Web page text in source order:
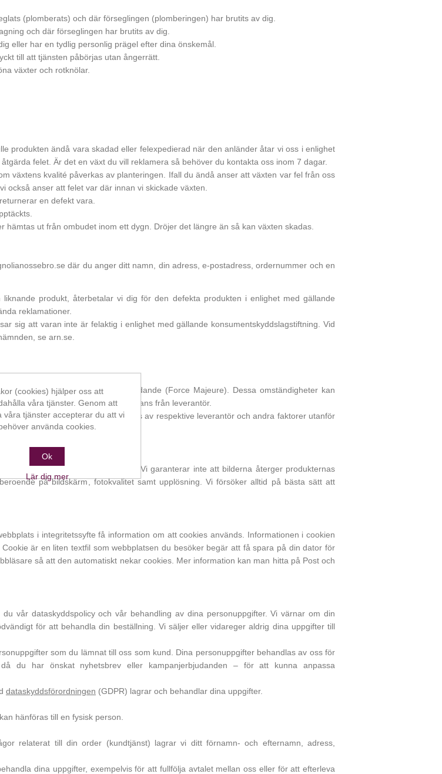
(plomberats) och där förseglingen (plomberingen) har brutits av dig.
och där förseglingen har brutits av dig.
eller har en tydlig personlig prägel efter dina önskemål.
till att tjänsten påbörjas utan ångerrätt.
växter och rotknölar.
produkten ändå vara skadad eller felexpedierad när den anländer åtar vi oss i enlighet
felet. Är det en växt du vill reklamera så behöver du kontakta oss inom 7 dagar.
växtens kvalité påverkas av planteringen. Ifall du ändå anser att växten var fel från oss
också anser att felet var där innan vi skickade växten.
en defekt vara.
hämtas ut från ombudet inom ett dygn. Dröjer det längre än så kan växten skadas.
där du anger ditt namn, din adress, e-postadress, ordernummer och en
produkt, återbetalar vi dig för den defekta produkten i enlighet med gällande
reklamationer.
sig att varan inte är felaktig i enlighet med gällande konsumentskyddslagstiftning. Vid
se arn.se.
grund av produkten.
utanför företagets rådande (Force Majeure). Dessa omständigheter kan
förminskad eller utebliven leverans från leverantör.
produktegenskaper som ändrats av respektive leverantör och andra faktorer utanför
samt slutförsäljning av produkter. Vi garanterar inte att bilderna återger produkternas
på bildskärm, fotokvalitet samt upplösning. Vi försöker alltid på bästa sätt att
i integritetssyfte få information om att cookies används. Informationen i cookien
är en liten textfil som webbplatsen du besöker begär att få spara på din dator för
så att den automatiskt nekar cookies. Mer information kan man hitta på Post och
vår dataskyddspolicy och vår behandling av dina personuppgifter. Vi värnar om din
för att behandla din beställning. Vi säljer eller vidareger aldrig dina uppgifter till
som du lämnat till oss som kund. Dina personuppgifter behandlas av oss för
du har önskat nyhetsbrev eller kampanjerbjudanden – för att kunna anpassa
dataskyddsförordningen (GDPR) lagrar och behandlar dina uppgifter.
hänföras till en fysisk person.
relaterat till din order (kundtjänst) lagrar vi ditt förnamn- och efternamn, adress,
dina uppgifter, exempelvis för att fullfölja avtalet mellan oss eller för att efterleva
(cookies) hjälper oss att
våra tjänster. Genom att
våra tjänster accepterar du att vi
använda cookies.
Ok
Lär dig mer